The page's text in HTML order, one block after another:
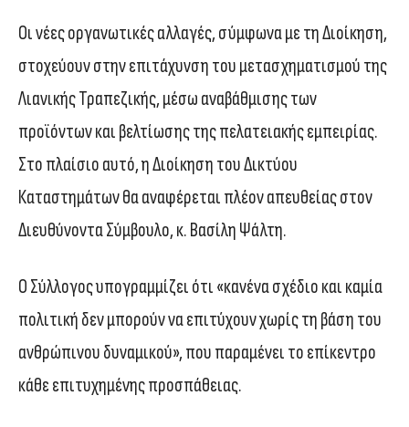
Οι νέες οργανωτικές αλλαγές, σύμφωνα με τη Διοίκηση,
στοχεύουν στην επιτάχυνση του μετασχηματισμού της
Λιανικής Τραπεζικής, μέσω αναβάθμισης των
προϊόντων και βελτίωσης της πελατειακής εμπειρίας.
Στο πλαίσιο αυτό, η Διοίκηση του Δικτύου
Καταστημάτων θα αναφέρεται πλέον απευθείας στον
Διευθύνοντα Σύμβουλο, κ. Βασίλη Ψάλτη.
Ο Σύλλογος υπογραμμίζει ότι «κανένα σχέδιο και καμία
πολιτική δεν μπορούν να επιτύχουν χωρίς τη βάση του
ανθρώπινου δυναμικού», που παραμένει το επίκεντρο
κάθε επιτυχημένης προσπάθειας.